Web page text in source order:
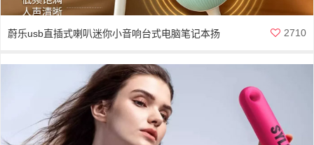
蔚乐usb直插式喇叭迷你小音响台式电脑笔记本扬 2710